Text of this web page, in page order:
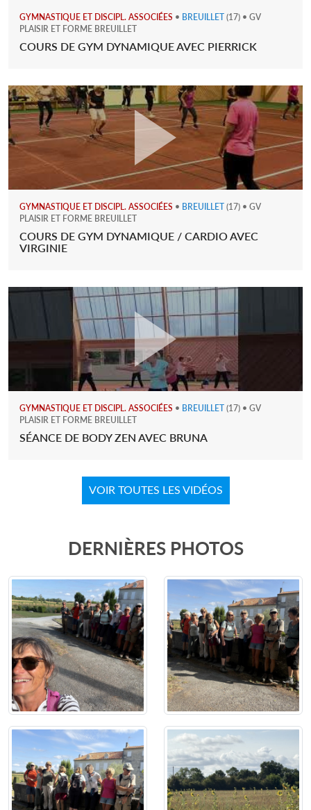
GYMNASTIQUE ET DISCIPL. ASSOCIÉES • BREUILLET (17) • GV
PLAISIR ET FORME BREUILLET
COURS DE GYM DYNAMIQUE AVEC PIERRICK
GYMNASTIQUE ET DISCIPL. ASSOCIÉES • BREUILLET (17) • GV
PLAISIR ET FORME BREUILLET
COURS DE GYM DYNAMIQUE / CARDIO AVEC
VIRGINIE
GYMNASTIQUE ET DISCIPL. ASSOCIÉES • BREUILLET (17) • GV
PLAISIR ET FORME BREUILLET
SÉANCE DE BODY ZEN AVEC BRUNA
VOIR TOUTES LES VIDÉOS
DERNIÈRES PHOTOS